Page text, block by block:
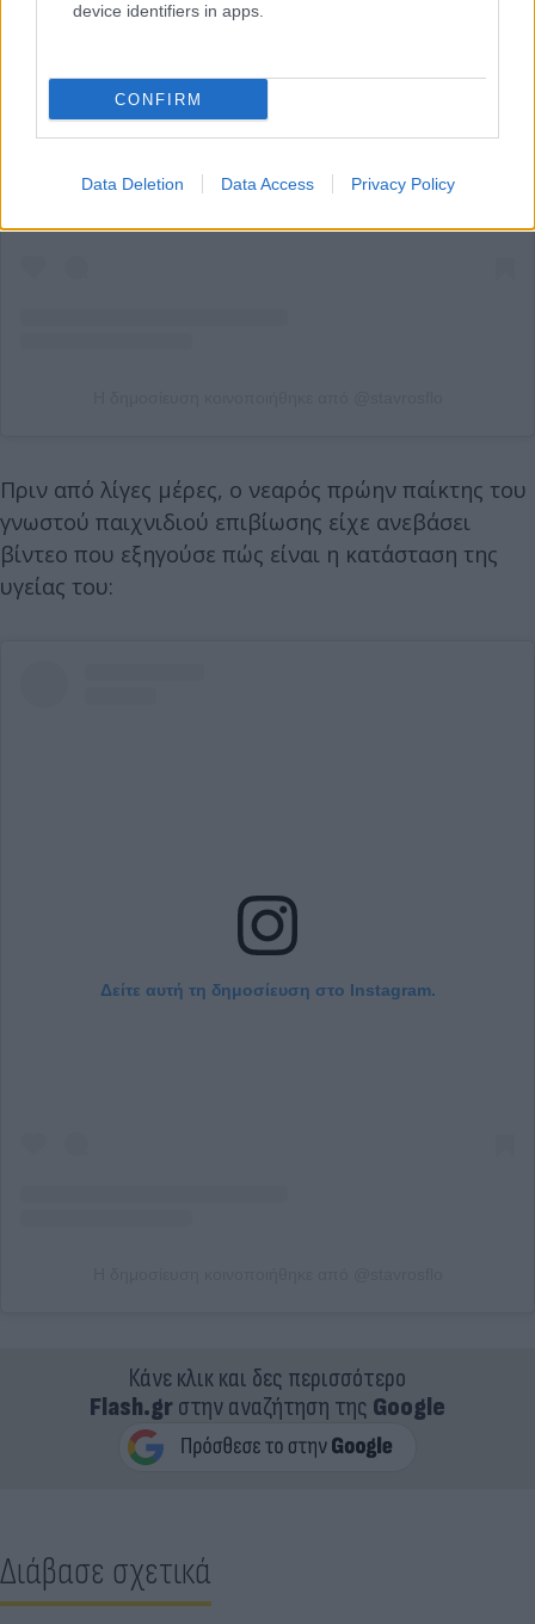
device identifiers in apps.
CONFIRM
Data Deletion Data Access Privacy Policy
Δείτε αυτή τη δημοσίευση στο Instagram.
Πριν από λίγες μέρες, ο νεαρός πρώην παίκτης του
γνωστού παιχνιδιού επιβίωσης είχε ανεβάσει
βίντεο που εξηγούσε πώς είναι η κατάσταση της
υγείας του:
Δείτε αυτή τη δημοσίευση στο Instagram.
Κάνε κλικ και δες περισσότερο
Flash.grστην αναζήτηση της Google
Διάβασε σχετικά